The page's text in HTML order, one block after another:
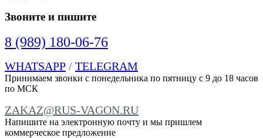
Звоните и пишите
8 (989) 180-06-76
WHATSAPP / TELEGRAM
Принимаем звонки с понедельника по пятницу с 9 до 18 часов
по МСК
ZAKAZ@RUS-VAGON.RU
Напишите на электронную почту и мы пришлем
коммерческое предложение